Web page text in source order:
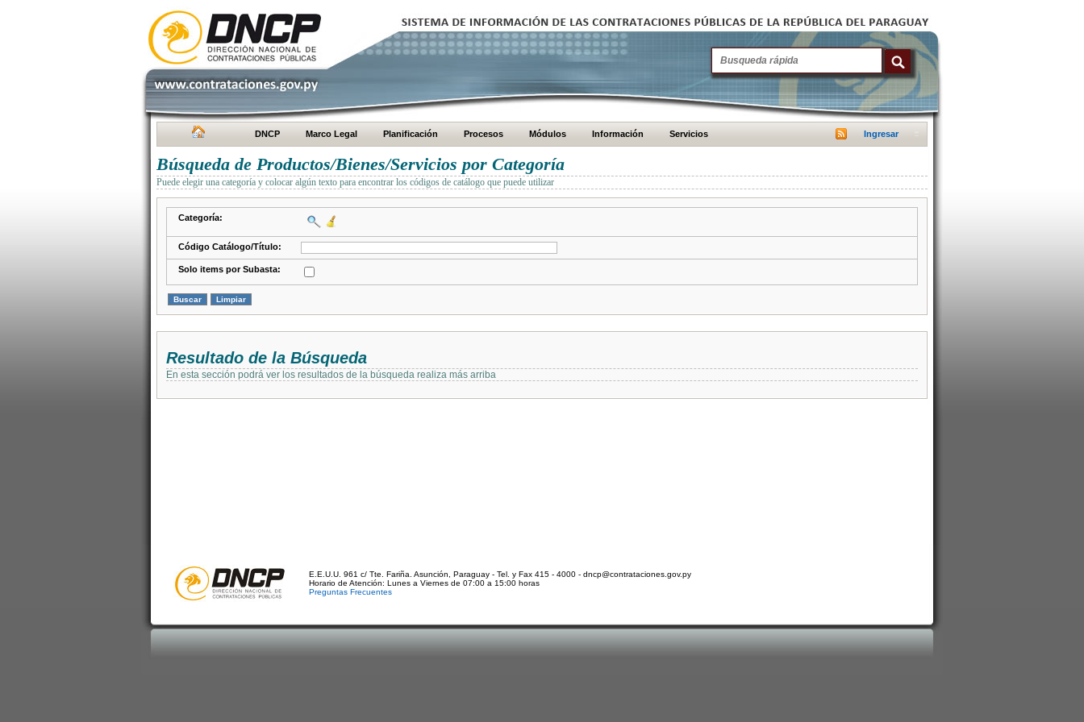
DNCP Marco Legal Planificación Procesos Módulos Información Servicios Ingresar
Búsqueda de Productos/Bienes/Servicios por Categoría
Puede elegir una categoría y colocar algún texto para encontrar los códigos de catálogo que puede utilizar
Categoría:
Código Catálogo/Título:
Solo items por Subasta:
Resultado de la Búsqueda
En esta sección podrá ver los resultados de la búsqueda realiza más arriba
E.E.U.U. 961 c/ Tte. Fariña. Asunción, Paraguay - Tel. y Fax 415 - 4000 - dncp@contrataciones.gov.py
Horario de Atención: Lunes a Viernes de 07:00 a 15:00 horas
Preguntas Frecuentes